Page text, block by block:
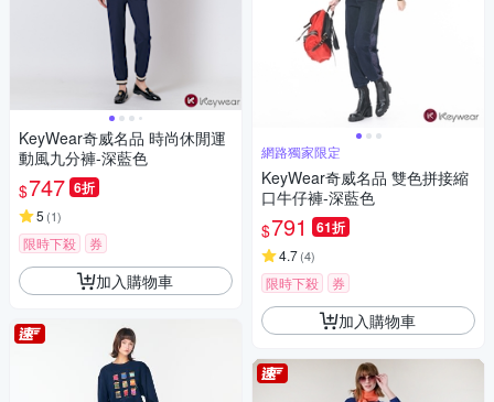
KeyWear奇威名品 時尚休閒運
動風九分褲-深藍色
$747 6折
5 (1)
限時下殺 券
加入購物車
網路獨家限定
KeyWear奇威名品 雙色拼接縮
口牛仔褲-深藍色
$791 61折
4.7(4)
限時下殺 券
加入購物車